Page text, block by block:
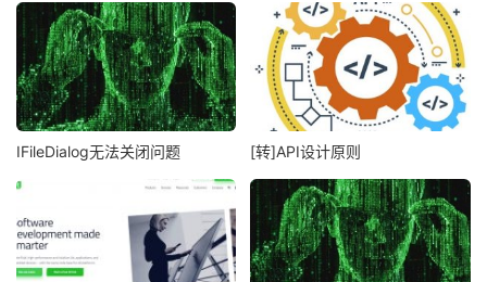
IFileDialog无法关闭问题 [转]API设计原则